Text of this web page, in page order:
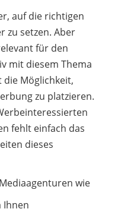
auf die richtigen
zu setzen. Aber
für den
mit diesem Thema
Möglichkeit,
zu platzieren.
fehlt einfach das
dieses
wie
Ihnen